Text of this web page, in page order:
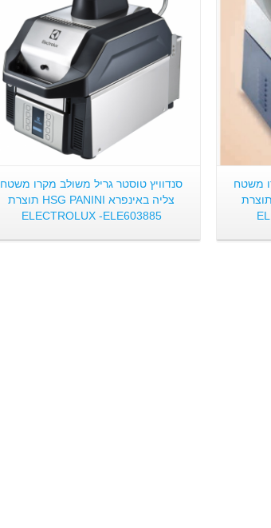
סנדוויץ טוסטר גריל משולב מקרו משטח
צליה באינפרא HSG PANINI תוצרת
ELECTROLUX -ELE603885
משטח
צליה באינפרא HSG PANINI תוצרת